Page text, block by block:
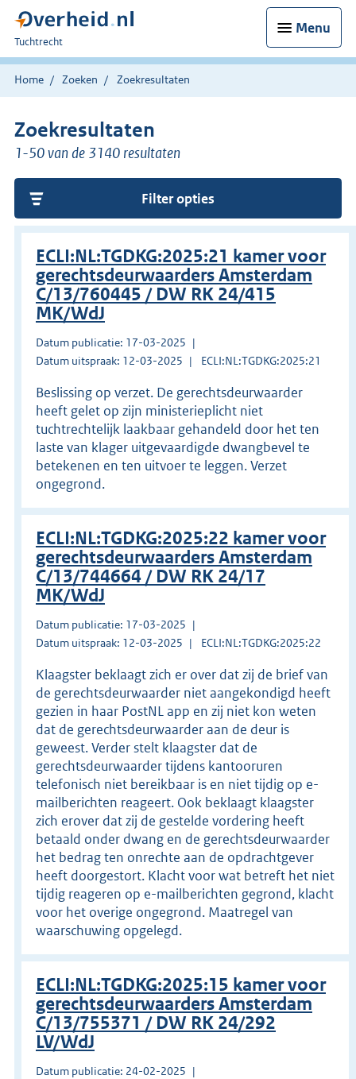
Menu
U
bent
hier:
Tuchtrecht
Home Zoeken Zoekresultaten
Zoekresultaten
1-50 van de 3140 resultaten
Filter opties
ECLI:NL:TGDKG:2025:21 kamer voor
gerechtsdeurwaarders Amsterdam
C/13/760445 / DW RK 24/415
MK/WdJ
Datum publicatie: 17-03-2025
Datum uitspraak: 12-03-2025
ECLI:NL:TGDKG:2025:21
Beslissing op verzet. De gerechtsdeurwaarder
heeft gelet op zijn ministerieplicht niet
tuchtrechtelijk laakbaar gehandeld door het ten
laste van klager uitgevaardigde dwangbevel te
betekenen en ten uitvoer te leggen. Verzet
ongegrond.
ECLI:NL:TGDKG:2025:22 kamer voor
gerechtsdeurwaarders Amsterdam
C/13/744664 / DW RK 24/17
MK/WdJ
Datum publicatie: 17-03-2025
Datum uitspraak: 12-03-2025
ECLI:NL:TGDKG:2025:22
Klaagster beklaagt zich er over dat zij de brief van
de gerechtsdeurwaarder niet aangekondigd heeft
gezien in haar PostNL app en zij niet kon weten
dat de gerechtsdeurwaarder aan de deur is
geweest. Verder stelt klaagster dat de
gerechtsdeurwaarder tijdens kantooruren
telefonisch niet bereikbaar is en niet tijdig op e-
mailberichten reageert. Ook beklaagt klaagster
zich erover dat zij de gestelde vordering heeft
betaald onder dwang en de gerechtsdeurwaarder
het bedrag ten onrechte aan de opdrachtgever
heeft doorgestort. Klacht voor wat betreft het niet
tijdig reageren op e-mailberichten gegrond, klacht
voor het overige ongegrond. Maatregel van
waarschuwing opgelegd.
ECLI:NL:TGDKG:2025:15 kamer voor
gerechtsdeurwaarders Amsterdam
C/13/755371 / DW RK 24/292
LV/WdJ
Datum publicatie: 24-02-2025